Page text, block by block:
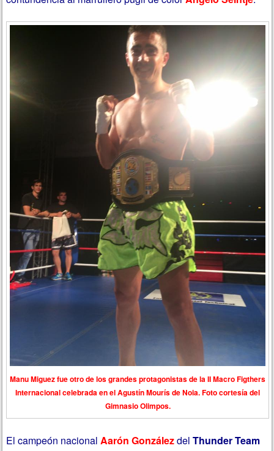
Manu Miguez fue otro de los grandes protagonistas de la II Macro Figthers
Internacional celebrada en el Agustín Mourís de Noia. Foto cortesía del
Gimnasio Olimpos.
El campeón nacionalAarón GonzálezdelThunder Team